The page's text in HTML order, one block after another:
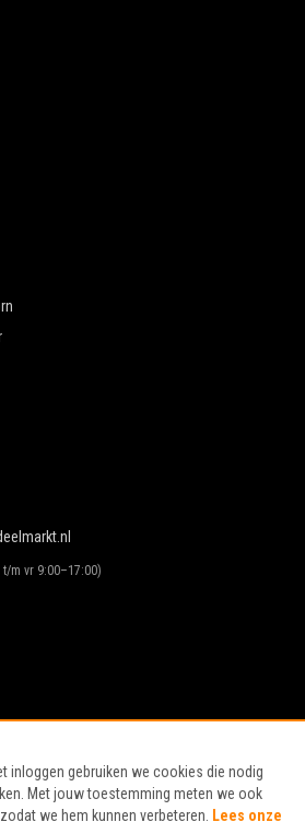
t/m vr 9:00–17:00)
inloggen gebruiken we cookies die nodig
Met jouw toestemming meten we ook
we hem kunnen verbeteren.
Lees onze